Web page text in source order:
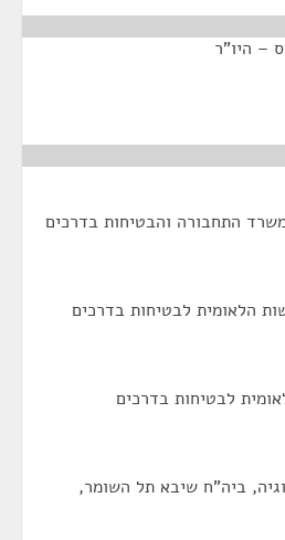
– היו"ר
התחבורה והבטיחות בדרכים
הלאומית לבטיחות בדרכים
לבטיחות בדרכים
ביה"ח שיבא תל השומר,